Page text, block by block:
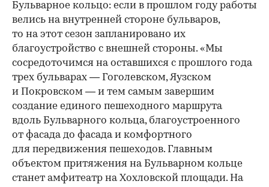
Бульварное кольцо: если в прошлом году работы
велись на внутренней стороне бульваров,
то на этот сезон запланировано их
благоустройство с внешней стороны. «Мы
сосредоточимся на оставшихся с прошлого года
трех бульварах — Гоголевском, Яузском
и Покровском — и тем самым завершим
создание единого пешеходного маршрута
вдоль Бульварного кольца, благоустроенного
от фасада до фасада и комфортного
для передвижения пешеходов. Главным
объектом притяжения на Бульварном кольце
станет амфитеатр на Хохловской площади. На